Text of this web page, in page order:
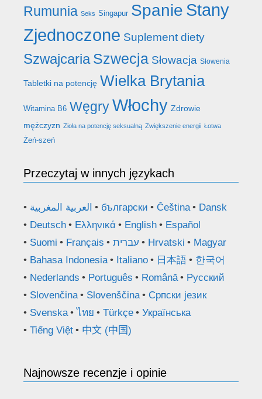
Rumunia Seks Singapur Spanie Stany
Zjednoczone Suplement diety
Szwajcaria Szwecja Słowacja Słowenia
Tabletki na potencję Wielka Brytania
Witamina B6 WęgryWłochy Zdrowie
mężczyzn Zioła na potencję seksualną Zwiększenie energii Łotwa
Żeń-szeń
Przeczytaj w innych językach
العربية المغربية български Čeština
Dansk
Deutsch
Ελληνικά English
Español
Suomi
Français עברית Hrvatski
Magyar
Bahasa Indonesia
Italiano 日本語
한국어
Nederlands
Português Română
Русский
Slovenčina
Slovenščina
Српски језик
Svenska
ไทย Türkçe
Українська
Tiếng Việt
中文 (中国)
Najnowsze recenzje i opinie